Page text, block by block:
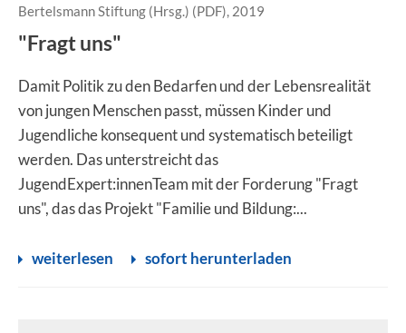
Bertelsmann Stiftung (Hrsg.) (PDF), 2019
"Fragt uns"
Damit Politik zu den Bedarfen und der Lebensrealität
von jungen Menschen passt, müssen Kinder und
Jugendliche konsequent und systematisch beteiligt
werden. Das unterstreicht das
JugendExpert:innenTeam mit der Forderung "Fragt
uns", das das Projekt "Familie und Bildung:...
weiterlesen sofort herunterladen